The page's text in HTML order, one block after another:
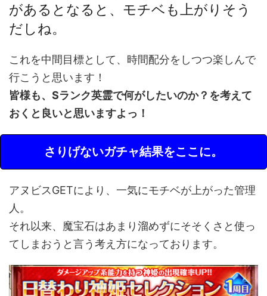
があるとなると、モチベも上がりそう
だしね。
これを中間目標として、時間配分をしつつ楽しんで
行こうと思います！
皆様も、Sランク英霊で何がしたいのか？を考えて
おくと良いと思いますよっ！
さりげないガチャ結果をここに。
アヌビスGETにより、一気にモチベが上がった管理
人。
それ以来、魔宝石はあまり溜めずにそそくさと使っ
てしまおうと言う考え方になっております。